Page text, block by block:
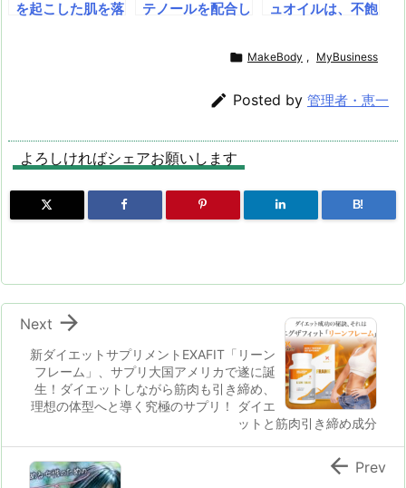
イプと比べ、成分
といわれていま
その他にも、サプ
に保護するマスク
を起こした肌を落
肌へ水分補給と栄
養の回復をサポー
アも強化。
テノールを配合し
です。肌を保湿
ワの目立たないな
象に導きます。オ
イルインウォータ
ての肌タイプで使
えます。
ュオイルは、不飽
HA・EPA）を含
です。DHAやEP
ケアや生活習慣の
期待できます。
 MakeBody , MyBusiness
 Posted by 管理者・恵一
よろしければシェアお願いします
B!
新ダイエットサプリメントEXAFIT「リーン
フレーム」、サプリ大国アメリカで遂に誕
生！ダイエットしながら筋肉も引き締め、
理想の体型へと導く究極のサプリ！ ダイエ
ットと筋肉引き締め成分

Next
 Prev